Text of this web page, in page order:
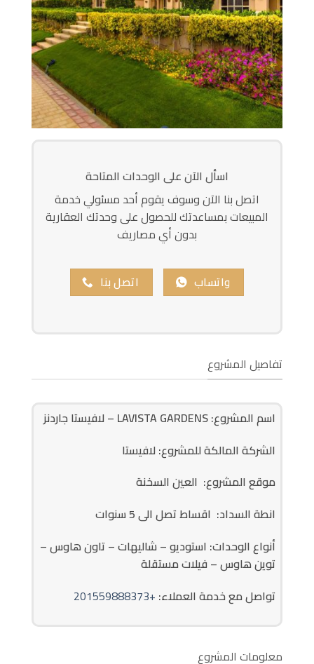
اسأل الآن على الوحدات المتاحة
اتصل بنا الآن وسوف يقوم أحد مسئولي خدمة
المبيعات بمساعدتك للحصول على وحدتك العقارية
بدون أي مصاريف
واتساب اتصل بنا
تفاصيل المشروع
اسم المشروع: LAVISTA GARDENS – لافيستا جاردنز
الشركة المالكة للمشروع: لافيستا
موقع المشروع: العين السخنة
انطة السداد: اقساط تصل الى 5 سنوات
أنواع الوحدات: استوديو – شاليهات – تاون هاوس –
توين هاوس – فيلات مستقلة
تواصل مع خدمة العملاء: +201559888373
معلومات المشروع